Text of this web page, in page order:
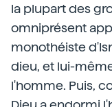
la plupart des
omniprésent
monothéiste
dieu, et lui-
l'homme. Puis,